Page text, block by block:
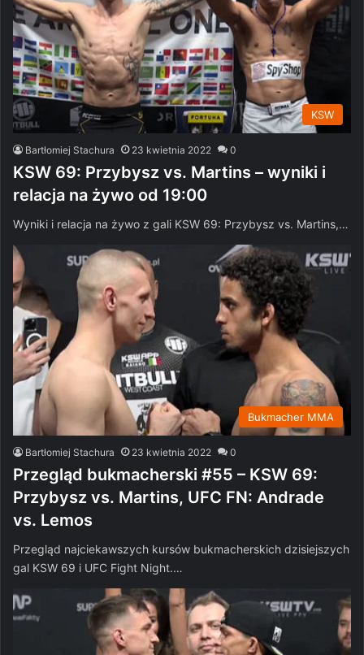
KSW
Bartłomiej Stachura 23 kwietnia 2022 0
KSW 69: Przybysz vs. Martins – wyniki i
relacja na żywo od 19:00
Wyniki i relacja na żywo z gali KSW 69: Przybysz vs. Martins,…
Bukmacher MMA
Bartłomiej Stachura 23 kwietnia 2022 0
Przegląd bukmacherski #55 – KSW 69:
Przybysz vs. Martins, UFC FN: Andrade
vs. Lemos
Przegląd najciekawszych kursów bukmacherskich dzisiejszych
gal KSW 69 i UFC Fight Night.…